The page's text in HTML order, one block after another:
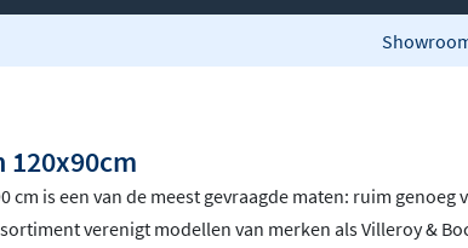
120x90cm
cm is een van de meest gevraagde maten: ruim
verenigt modellen van merken als Villeroy &